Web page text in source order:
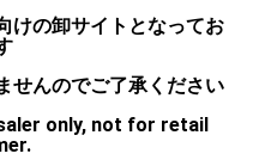
けの卸サイトとなってお
せんのでご了承ください
only, not for retail